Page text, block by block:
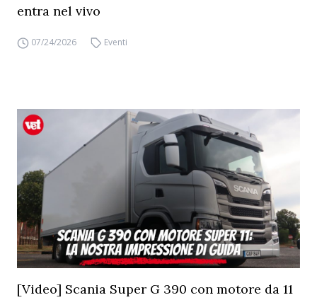
entra nel vivo
07/24/2026 Eventi
[Video] Scania Super G 390 con motore da 11